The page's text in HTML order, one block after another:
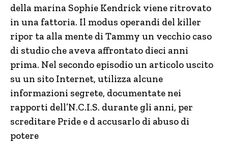
della marina Sophie Kendrick viene ritrovato
in una fattoria. Il modus operandi del killer
ripor ta alla mente di Tammy un vecchio caso
di studio che aveva affrontato dieci anni
prima. Nel secondo episodio un articolo uscito
su un sito Internet, utilizza alcune
informazioni segrete, documentate nei
rapporti dell’N.C.I.S. durante gli anni, per
screditare Pride e d accusarlo di abuso di
potere